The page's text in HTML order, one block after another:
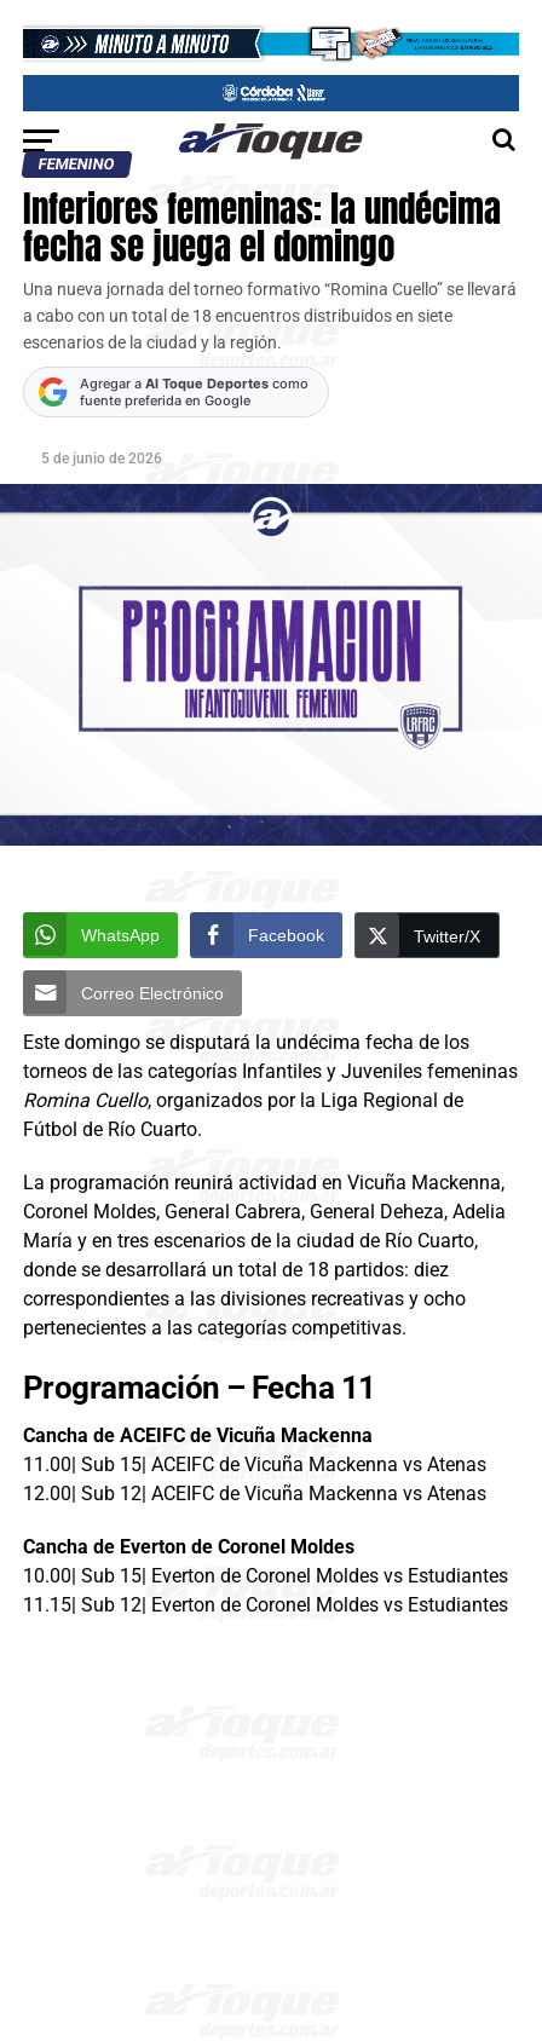
FEMENINO
Inferiores femeninas: la undécima
fecha se juega el domingo
Una nueva jornada del torneo formativo “Romina Cuello” se llevará
a cabo con un total de 18 encuentros distribuidos en siete
escenarios de la ciudad y la región.
Agregar a Al Toque Deportescomo
fuente preferida en Google
5 de junio de 2026
WhatsApp Facebook Twitter/X
Correo Electrónico
Este domingo se disputará la undécima fecha de los
torneos de las categorías Infantiles y Juveniles femeninas
Romina Cuello, organizados por la Liga Regional de
Fútbol de Río Cuarto.
La programación reunirá actividad en Vicuña Mackenna,
Coronel Moldes, General Cabrera, General Deheza, Adelia
María y en tres escenarios de la ciudad de Río Cuarto,
donde se desarrollará un total de 18 partidos: diez
correspondientes a las divisiones recreativas y ocho
pertenecientes a las categorías competitivas.
Programación – Fecha 11
Cancha de ACEIFC de Vicuña Mackenna
11.00| Sub 15| ACEIFC de Vicuña Mackenna vs Atenas
12.00| Sub 12| ACEIFC de Vicuña Mackenna vs Atenas
Cancha de Everton de Coronel Moldes
10.00| Sub 15| Everton de Coronel Moldes vs Estudiantes
11.15| Sub 12| Everton de Coronel Moldes vs Estudiantes